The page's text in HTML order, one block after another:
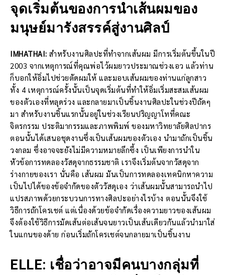
จุดเริ่มต้นของการนำเส้นผมของ
มนุษย์มารังสรรค์สู่งานศิลป์
IMHATHAI: สำหรับงานศิลปะที่ทำจากเส้นผม มีการเริ่มต้นขึ้นในปี
2003 จากเหตุการณ์ที่คุณพ่อไว้ผมยาวประมาณช่วงเอว แล้วท่าน
ก็บอกให้อิ่มไปช่วยตัดผมให้ และมอบเส้นผมของท่านแก่ลูกสาว
ทั้ง 4 เหตุการณ์ครั้งนั้นเป็นจุดเริ่มต้นที่ทำให้อิ่มเริ่มสะสมเส้นผม
ของตัวเองที่หลุดร่วง และกลายมาเป็นชิ้นงานศิลปะในช่วงปีถัดๆ
มา สำหรับงานชิ้นแรกนั้นอยู่ในช่วงเรียนปริญญาโทที่คณะ
จิตรกรรม ประติมากรรมและภาพพิมพ์ ของมหาวิทยาลัยศิลปากร
ตอนนั้นได้เสนอชุดงานซึ่งเป็นเส้นผมของตัวเอง นำมาถักเป็นชิ้น
วงกลม ซึ่งอาจจะยังไม่มีความหมายลึกซึ้ง เป็นเพียงการนำใน
หัวข้อการทดลองวัสดุจากธรรมชาติ เราจึงเริ่มต้นจากวัสดุจาก
ร่างกายของเรา นั่นคือ เส้นผม มันเป็นการทดลองเทคนิกหาความ
เป็นไปได้ของข้อจำกัดของตัววัสดุเอง ว่าเส้นผมนั้นสามารถนำไป
แปรสภาพด้วยกระบวนการทางศิลปะอย่างไรบ้าง ตอนนั้นจึงใช้
วิธีการถักโครเชต์ แต่เนื่องด้วยข้อจำกัดเรื่องความยาวของเส้นผม
จึงต้องใช้วิธีการมัดเส้นต่อเส้นจนยาวเป็นเส้นเดียวกันแล้วนำมาใส่
ในแกนของด้าย ก่อนเริ่มถักโครเชต์จนกลายมาเป็นชิ้นงาน
ELLE: เชื่อว่าอาจมีคนบางกลุ่มที่